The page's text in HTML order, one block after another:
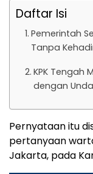
Daftar Isi
Pemerintah
Tanpa
KPK Tengah
dengan
Pernyataan itu
pertanyaan
Jakarta, pada